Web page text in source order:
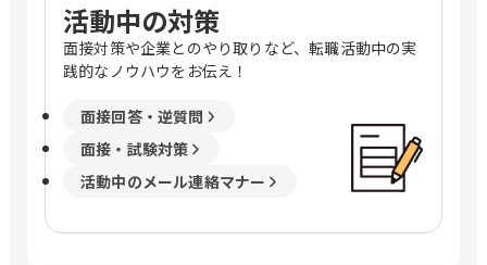
活動中の対策
面接対策や企業とのやり取りなど、転職活動中の実
践的なノウハウをお伝え！
面接回答・逆質問
面接・試験対策
活動中のメール連絡マナー